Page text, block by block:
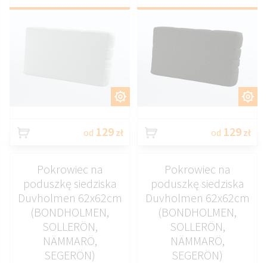
od 129 zł od 129 zł
Pokrowiec na
poduszkę siedziska
Duvholmen 62x62cm
(BONDHOLMEN,
SOLLERÖN,
NÄMMARÖ,
SEGERÖN)
Pokrowiec na
poduszkę siedziska
Duvholmen 62x62cm
(BONDHOLMEN,
SOLLERÖN,
NÄMMARÖ,
SEGERÖN)